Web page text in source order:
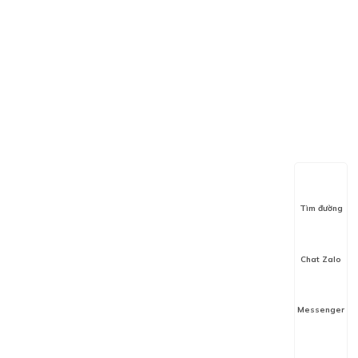
Tìm đường
Chat Zalo
Messenger